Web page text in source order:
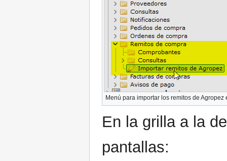
Menú para importar los remitos de Agropez
En la grilla a la
pantallas: